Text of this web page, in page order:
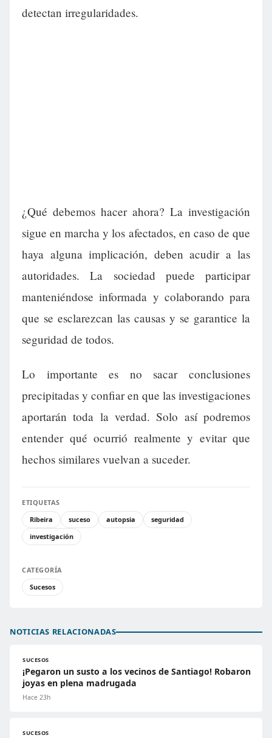
detectan irregularidades.
¿Qué debemos hacer ahora? La investigación
sigue en marcha y los afectados, en caso de que
haya alguna implicación, deben acudir a las
autoridades. La sociedad puede participar
manteniéndose informada y colaborando para
que se esclarezcan las causas y se garantice la
seguridad de todos.
Lo importante es no sacar conclusiones
precipitadas y confiar en que las investigaciones
aportarán toda la verdad. Solo así podremos
entender qué ocurrió realmente y evitar que
hechos similares vuelvan a suceder.
ETIQUETAS
Ribeira
suceso autopsia
seguridad
investigación
CATEGORÍA
Sucesos
NOTICIAS RELACIONADAS
SUCESOS
¡Pegaron un susto a los vecinos de Santiago! Robaron
joyas en plena madrugada
Hace 23h
SUCESOS